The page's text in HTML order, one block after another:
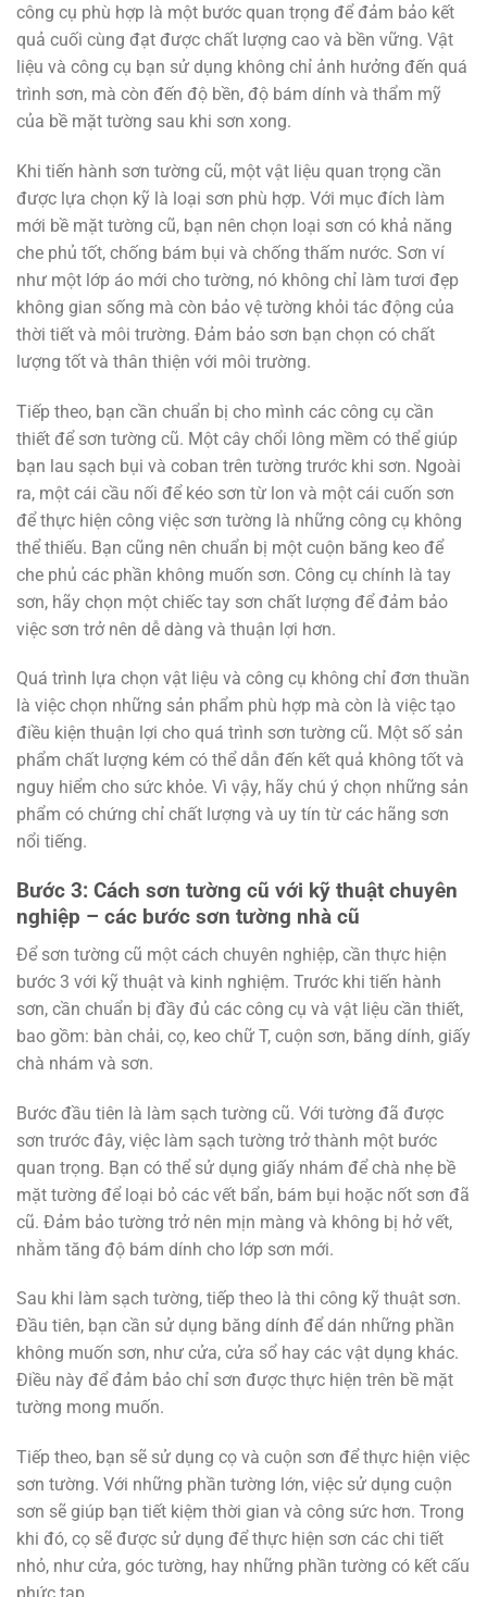
công cụ phù hợp là một bước quan trọng để đảm bảo kết
quả cuối cùng đạt được chất lượng cao và bền vững. Vật
liệu và công cụ bạn sử dụng không chỉ ảnh hưởng đến quá
trình sơn, mà còn đến độ bền, độ bám dính và thẩm mỹ
của bề mặt tường sau khi sơn xong.
Khi tiến hành sơn tường cũ, một vật liệu quan trọng cần
được lựa chọn kỹ là loại sơn phù hợp. Với mục đích làm
mới bề mặt tường cũ, bạn nên chọn loại sơn có khả năng
che phủ tốt, chống bám bụi và chống thấm nước. Sơn ví
như một lớp áo mới cho tường, nó không chỉ làm tươi đẹp
không gian sống mà còn bảo vệ tường khỏi tác động của
thời tiết và môi trường. Đảm bảo sơn bạn chọn có chất
lượng tốt và thân thiện với môi trường.
Tiếp theo, bạn cần chuẩn bị cho mình các công cụ cần
thiết để sơn tường cũ. Một cây chổi lông mềm có thể giúp
bạn lau sạch bụi và coban trên tường trước khi sơn. Ngoài
ra, một cái cầu nối để kéo sơn từ lon và một cái cuốn sơn
để thực hiện công việc sơn tường là những công cụ không
thể thiếu. Bạn cũng nên chuẩn bị một cuộn băng keo để
che phủ các phần không muốn sơn. Công cụ chính là tay
sơn, hãy chọn một chiếc tay sơn chất lượng để đảm bảo
việc sơn trở nên dễ dàng và thuận lợi hơn.
Quá trình lựa chọn vật liệu và công cụ không chỉ đơn thuần
là việc chọn những sản phẩm phù hợp mà còn là việc tạo
điều kiện thuận lợi cho quá trình sơn tường cũ. Một số sản
phẩm chất lượng kém có thể dẫn đến kết quả không tốt và
nguy hiểm cho sức khỏe. Vì vậy, hãy chú ý chọn những sản
phẩm có chứng chỉ chất lượng và uy tín từ các hãng sơn
nổi tiếng.
Bước 3: Cách sơn tường cũ với kỹ thuật chuyên
nghiệp – các bước sơn tường nhà cũ
Để sơn tường cũ một cách chuyên nghiệp, cần thực hiện
bước 3 với kỹ thuật và kinh nghiệm. Trước khi tiến hành
sơn, cần chuẩn bị đầy đủ các công cụ và vật liệu cần thiết,
bao gồm: bàn chải, cọ, keo chữ T, cuộn sơn, băng dính, giấy
chà nhám và sơn.
Bước đầu tiên là làm sạch tường cũ. Với tường đã được
sơn trước đây, việc làm sạch tường trở thành một bước
quan trọng. Bạn có thể sử dụng giấy nhám để chà nhẹ bề
mặt tường để loại bỏ các vết bẩn, bám bụi hoặc nốt sơn đã
cũ. Đảm bảo tường trở nên mịn màng và không bị hở vết,
nhằm tăng độ bám dính cho lớp sơn mới.
Sau khi làm sạch tường, tiếp theo là thi công kỹ thuật sơn.
Đầu tiên, bạn cần sử dụng băng dính để dán những phần
không muốn sơn, như cửa, cửa sổ hay các vật dụng khác.
Điều này để đảm bảo chỉ sơn được thực hiện trên bề mặt
tường mong muốn.
Tiếp theo, bạn sẽ sử dụng cọ và cuộn sơn để thực hiện việc
sơn tường. Với những phần tường lớn, việc sử dụng cuộn
sơn sẽ giúp bạn tiết kiệm thời gian và công sức hơn. Trong
khi đó, cọ sẽ được sử dụng để thực hiện sơn các chi tiết
nhỏ, như cửa, góc tường, hay những phần tường có kết cấu